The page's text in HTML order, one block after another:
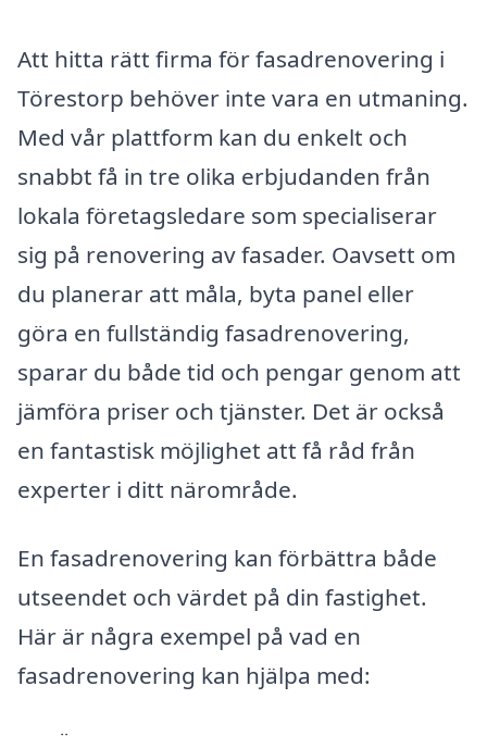
Att hitta rätt firma för fasadrenovering i
Törestorp behöver inte vara en utmaning.
Med vår plattform kan du enkelt och
snabbt få in tre olika erbjudanden från
lokala företagsledare som specialiserar
sig på renovering av fasader. Oavsett om
du planerar att måla, byta panel eller
göra en fullständig fasadrenovering,
sparar du både tid och pengar genom att
jämföra priser och tjänster. Det är också
en fantastisk möjlighet att få råd från
experter i ditt närområde.
En fasadrenovering kan förbättra både
utseendet och värdet på din fastighet.
Här är några exempel på vad en
fasadrenovering kan hjälpa med: